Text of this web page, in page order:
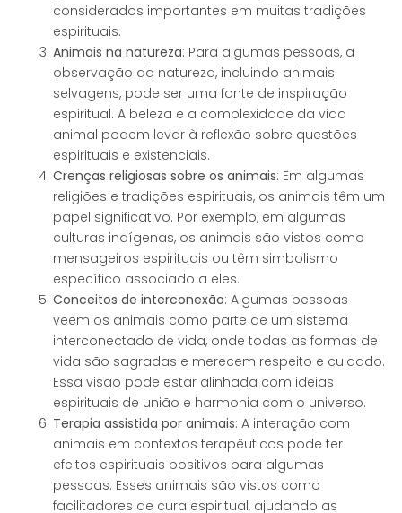
considerados importantes em muitas tradições
espirituais.
Animais na natureza: Para algumas pessoas, a
observação da natureza, incluindo animais
selvagens, pode ser uma fonte de inspiração
espiritual. A beleza e a complexidade da vida
animal podem levar à reflexão sobre questões
espirituais e existenciais.
Crenças religiosas sobre os animais: Em algumas
religiões e tradições espirituais, os animais têm um
papel significativo. Por exemplo, em algumas
culturas indígenas, os animais são vistos como
mensageiros espirituais ou têm simbolismo
específico associado a eles.
Conceitos de interconexão: Algumas pessoas
veem os animais como parte de um sistema
interconectado de vida, onde todas as formas de
vida são sagradas e merecem respeito e cuidado.
Essa visão pode estar alinhada com ideias
espirituais de união e harmonia com o universo.
Terapia assistida por animais: A interação com
animais em contextos terapêuticos pode ter
efeitos espirituais positivos para algumas
pessoas. Esses animais são vistos como
facilitadores de cura espiritual, ajudando as